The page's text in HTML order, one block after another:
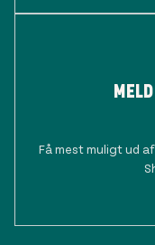
Få mest muligt ud